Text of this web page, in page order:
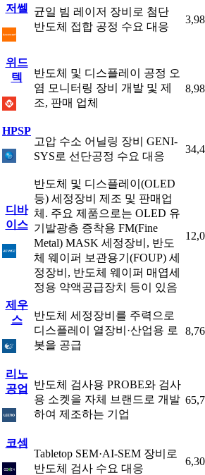
저쎌
균일 빔 레이저 장비로 첨단
반도체 접합 공정 수요 대응
위드
텍
반도체 및 디스플레이 공정 오
염 모니터링 장비 개발 및 제
조, 판매 업체
HPSP
고압 수소 어닐링 장비 GENI-
SYS로 선단공정 수요 대응
디바
이스
반도체 및 디스플레이(OLED
등) 세정장비 제조 및 판매업
체. 주요 제품으로는 OLED 유
기발광층 증착용 FM(Fine
Metal) MASK 세정장비, 반도
체 웨이퍼 보관용기(FOUP) 세
정장비, 반도체 웨이퍼 매엽세
정용 약액공급장치 등이 있음
제우
스
반도체 세정장비를 주력으로
디스플레이 열장비·산업용 로
봇을 공급
리노
공업
반도체 검사용 PROBE와 검사
용 소켓을 자체 브랜드로 개발
하여 제조하는 기업
코셈
Tabletop SEM·AI-SEM 장비로
반도체 검사 수요 대응